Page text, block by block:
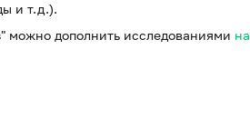
и т.д.).
дополнить исследованиями на